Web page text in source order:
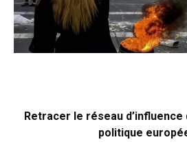
Retracer le réseau d’influence
politique